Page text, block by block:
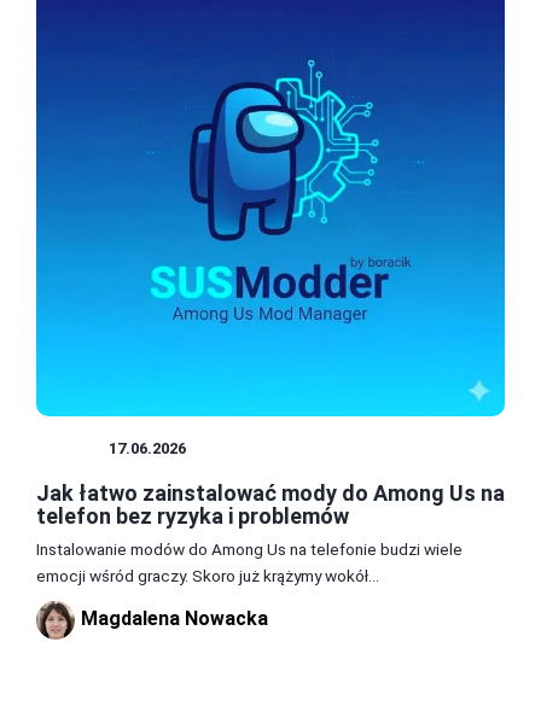
17.06.2026
Jak łatwo zainstalować mody do Among Us na
telefon bez ryzyka i problemów
Instalowanie modów do Among Us na telefonie budzi wiele
emocji wśród graczy. Skoro już krążymy wokół...
Magdalena Nowacka